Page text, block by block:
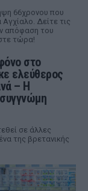
66χρονου που
Δείτε τις
απόφαση του
τώρα!
στο
ελεύθερος
– Η
σε άλλες
της βρετανικής